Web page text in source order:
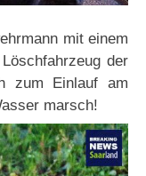
mit einem
der
zum Einlauf am
marsch!